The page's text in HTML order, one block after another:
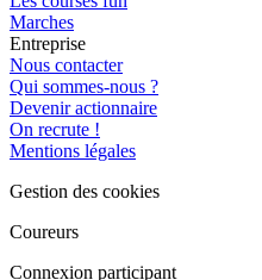
Marches
Entreprise
Nous contacter
Qui sommes-nous ?
Devenir actionnaire
On recrute !
Mentions légales
Gestion des cookies
Coureurs
Connexion participant